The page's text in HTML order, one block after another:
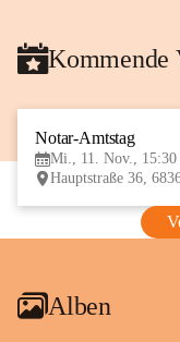
Kommende
Notar-Amtstag
Mi., 11. Nov., 15:30
Hauptstraße 36,
Alben